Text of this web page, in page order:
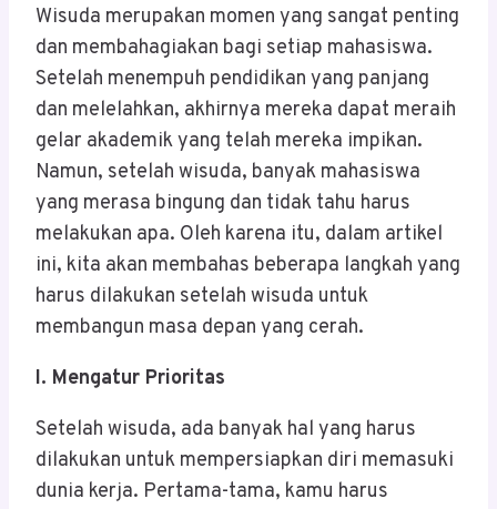
Wisuda merupakan momen yang sangat penting
dan membahagiakan bagi setiap mahasiswa.
Setelah menempuh pendidikan yang panjang
dan melelahkan, akhirnya mereka dapat meraih
gelar akademik yang telah mereka impikan.
Namun, setelah wisuda, banyak mahasiswa
yang merasa bingung dan tidak tahu harus
melakukan apa. Oleh karena itu, dalam artikel
ini, kita akan membahas beberapa langkah yang
harus dilakukan setelah wisuda untuk
membangun masa depan yang cerah.
I. Mengatur Prioritas
Setelah wisuda, ada banyak hal yang harus
dilakukan untuk mempersiapkan diri memasuki
dunia kerja. Pertama-tama, kamu harus